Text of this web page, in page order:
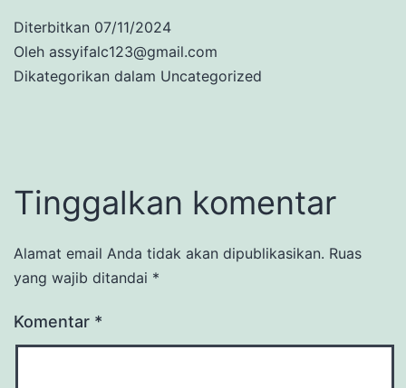
Diterbitkan 07/11/2024
Oleh assyifalc123@gmail.com
Dikategorikan dalam Uncategorized
Tinggalkan komentar
Alamat email Anda tidak akan dipublikasikan. Ruas
yang wajib ditandai *
Komentar *